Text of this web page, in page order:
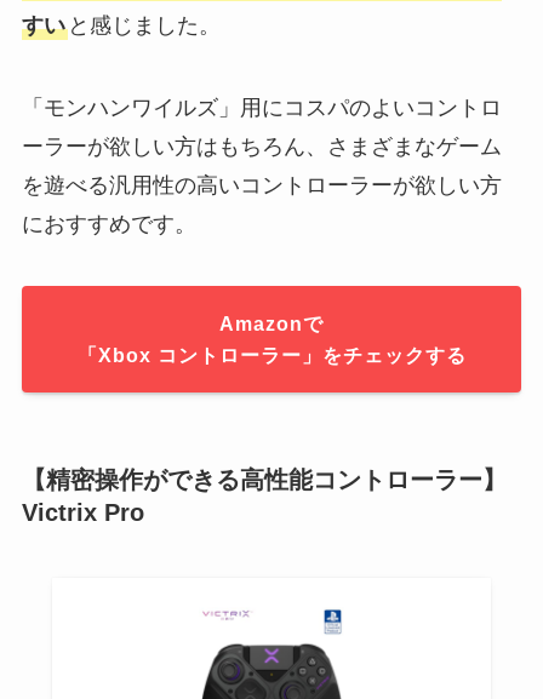
すいと感じました。
「モンハンワイルズ」用にコスパのよいコントロ
ーラーが欲しい方はもちろん、さまざまなゲーム
を遊べる汎用性の高いコントローラーが欲しい方
におすすめです。
Amazonで
「Xbox コントローラー」をチェックする
【精密操作ができる高性能コントローラー】
Victrix Pro